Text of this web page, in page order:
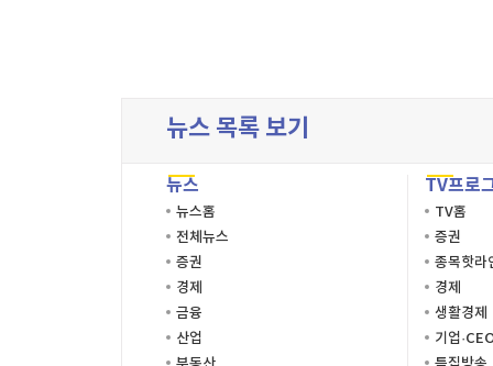
뉴스 목록 보기
뉴스
뉴스홈
전체뉴스
증권
경제
금융
산업
TV프로
TV홈
증권
종목핫라
경제
생활경제
기업